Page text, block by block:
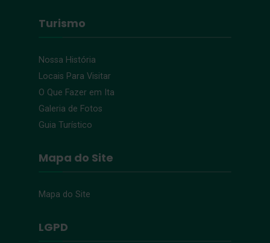
Turismo
Nossa História
Locais Para Visitar
O Que Fazer em Ita
Galeria de Fotos
Guia Turístico
Mapa do Site
Mapa do Site
LGPD